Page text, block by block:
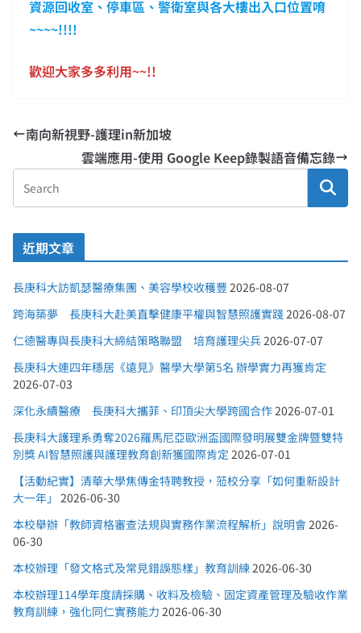
資源回收室、停車區、警衛室與各大樓出入口位置唷
~~~~!!!!
歡迎大家多多利用~~!!
南向新視野-護理in新加坡
雲端應用-使用 Google Keep錄製語音備忘錄
近期文章
長庚科大訪凱瑟醫療集團、美容學校收穫豐 2026-08-07
跨海築夢 長庚科大赴美直擊健康平權與智慧照護實踐2026-08-07
仁德醫專與長庚科大締結策略聯盟 培育護理尖兵2026-07-07
長庚科大連四年穩居《遠見》醫學大學第5名 辦學實力再獲肯定
2026-07-03
深化永續醫療 長庚科大攜菲、印頂尖大學跨國合作2026-07-01
長庚科大護理系勇奪2026羅馬尼亞歐洲盃國際發明展雙金牌暨雙特
別獎 AI智慧照護與護理教育創新獲國際肯定 2026-07-01
【活動紀實】清華大學焦傳金特聘教授，蒞校分享「如何重新設計
大一年」 2026-06-30
本校舉辦「教師資格審查法規與實務作業流程解析」說明會2026-
06-30
本校辦理「發文格式及常見錯誤態樣」教育訓練2026-06-30
本校辦理114學年度請採購、收料及檢驗、固定資產管理及驗收作業
教育訓練，強化同仁實務能力 2026-06-30